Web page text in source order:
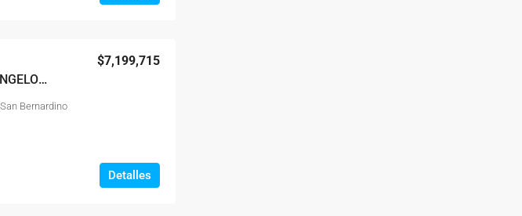
DEPARTAMENTO EN VENTA EN LOMAS ANGELOPOLIS PUEBLA
$7,199,715
Bernardino
Detalles